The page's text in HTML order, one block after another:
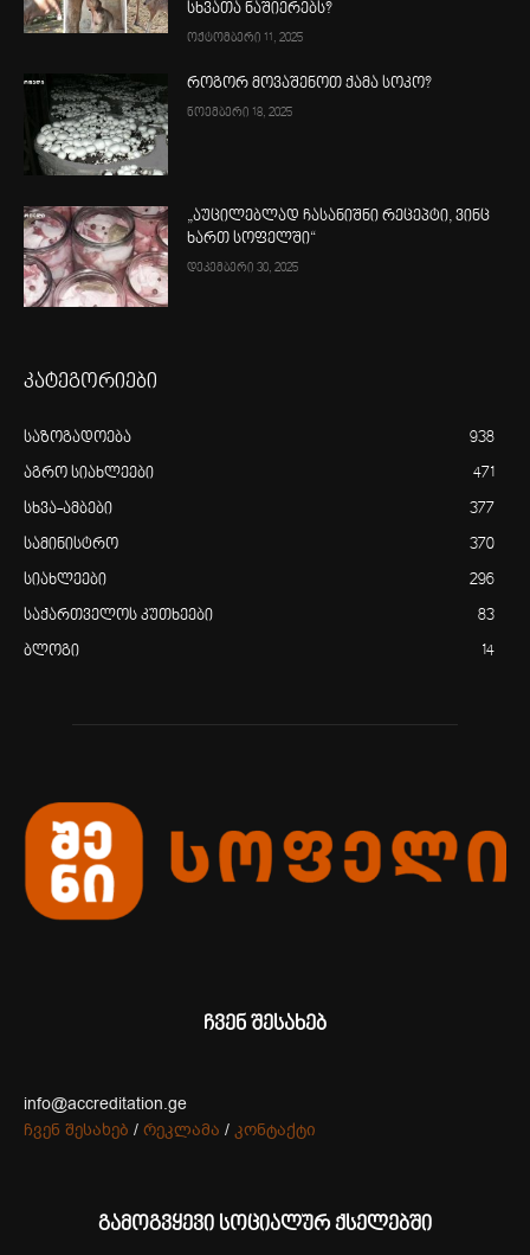
სხვათა ნაშიერებს?
ოქტომბერი 11, 2025
როგორ მოვაშენოთ ქამა სოკო?
ნოემბერი 18, 2025
„აუცილებლად ჩასანიშნი რეცეპტი, ვინც
ხართ სოფელში“
დეკემბერი 30, 2025
კატეგორიები
საზოგადოება 938
აგრო სიახლეები 471
სხვა-ამბები 377
სამინისტრო 370
სიახლეები 296
საქართველოს კუთხეები 83
ბლოგი 14
ჩვენ შესახებ
info@accreditation.ge
ჩვენ შესახებ / რეკლამა / კონტაქტი
გამოგვყევი სოციალურ ქსელებში